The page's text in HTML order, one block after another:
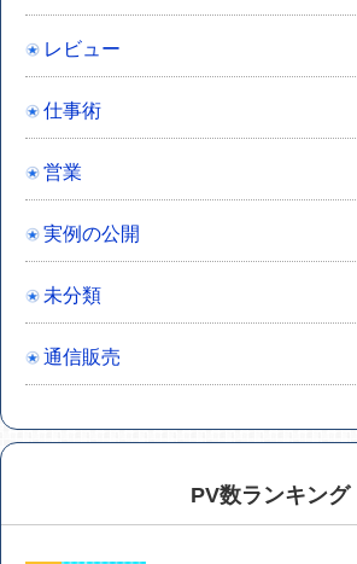
レビュー
仕事術
営業
実例の公開
未分類
通信販売
PV数ランキング